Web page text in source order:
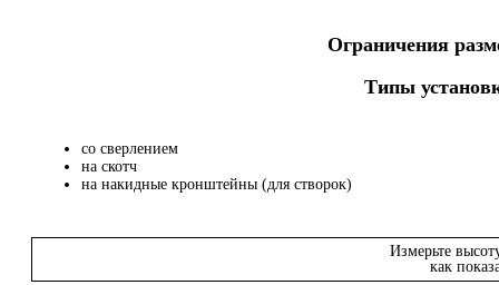
Ограничения
Типы
со сверлением
на скотч
на накидные кронштейны (для створок)
Измерьте
как